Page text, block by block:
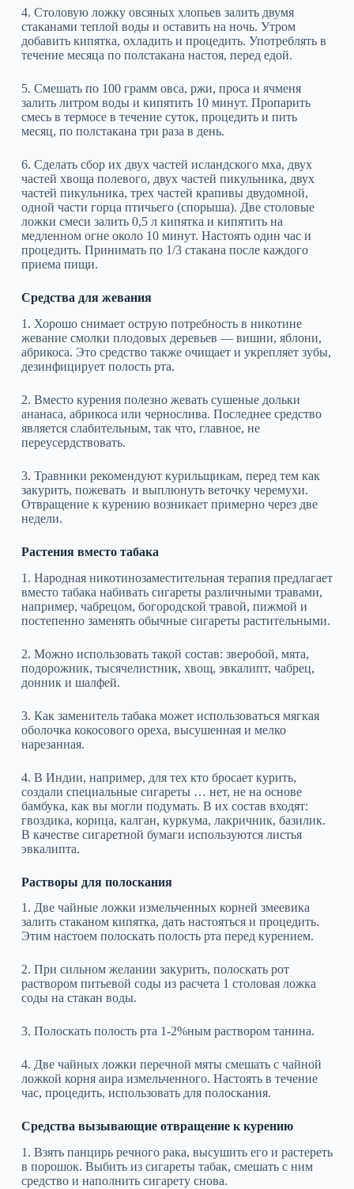
4. Столовую ложку овсяных хлопьев залить двумя
стаканами теплой воды и оставить на ночь. Утром
добавить кипятка, охладить и процедить. Употреблять в
течение месяца по полстакана настоя, перед едой.
5. Смешать по 100 грамм овса, ржи, проса и ячменя
залить литром воды и кипятить 10 минут. Пропарить
смесь в термосе в течение суток, процедить и пить
месяц, по полстакана три раза в день.
6. Сделать сбор их двух частей исландского мха, двух
частей хвоща полевого, двух частей пикульника, двух
частей пикульника, трех частей крапивы двудомной,
одной части горца птичьего (спорыша). Две столовые
ложки смеси залить 0,5 л кипятка и кипятить на
медленном огне около 10 минут. Настоять один час и
процедить. Принимать по 1/3 стакана после каждого
приема пищи.
Средства для жевания
1. Хорошо снимает острую потребность в никотине
жевание смолки плодовых деревьев — вишни, яблони,
абрикоса. Это средство также очищает и укрепляет зубы,
дезинфицирует полость рта.
2. Вместо курения полезно жевать сушеные дольки
ананаса, абрикоса или чернослива. Последнее средство
является слабительным, так что, главное, не
переусердствовать.
3. Травники рекомендуют курильщикам, перед тем как
закурить, пожевать и выплюнуть веточку черемухи.
Отвращение к курению возникает примерно через две
недели.
Растения вместо табака
1. Народная никотинозаместительная терапия предлагает
вместо табака набивать сигареты различными травами,
например, чабрецом, богородской травой, пижмой и
постепенно заменять обычные сигареты растительными.
2. Можно использовать такой состав: зверобой, мята,
подорожник, тысячелистник, хвощ, эвкалипт, чабрец,
донник и шалфей.
3. Как заменитель табака может использоваться мягкая
оболочка кокосового ореха, высушенная и мелко
нарезанная.
4. В Индии, например, для тех кто бросает курить,
создали специальные сигареты … нет, не на основе
бамбука, как вы могли подумать. В их состав входят:
гвоздика, корица, калган, куркума, лакричник, базилик.
В качестве сигаретной бумаги используются листья
эвкалипта.
Растворы для полоскания
1. Две чайные ложки измельченных корней змеевика
залить стаканом кипятка, дать настояться и процедить.
Этим настоем полоскать полость рта перед курением.
2. При сильном желании закурить, полоскать рот
раствором питьевой соды из расчета 1 столовая ложка
соды на стакан воды.
3. Полоскать полость рта 1-2%ным раствором танина.
4. Две чайных ложки перечной мяты смешать с чайной
ложкой корня аира измельченного. Настоять в течение
час, процедить, использовать для полоскания.
Средства вызывающие отвращение к курению
1. Взять панцирь речного рака, высушить его и растереть
в порошок. Выбить из сигареты табак, смешать с ним
средство и наполнить сигарету снова.